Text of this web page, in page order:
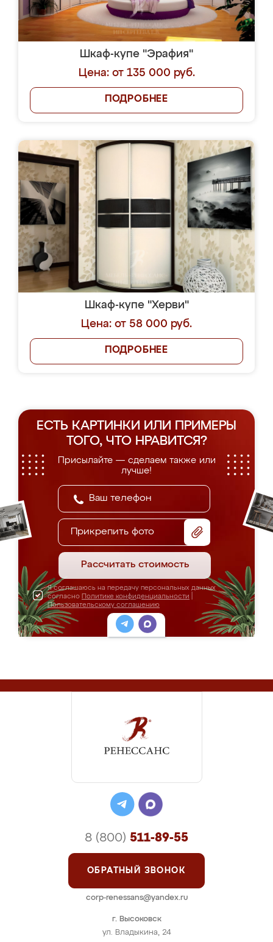
Шкаф-купе "Эрафия"
Цена: от 135 000 руб.
ПОДРОБНЕЕ
Шкаф-купе "Херви"
Цена: от 58 000 руб.
ПОДРОБНЕЕ
ЕСТЬ КАРТИНКИ ИЛИ ПРИМЕРЫ
ТОГО, ЧТО НРАВИТСЯ?
Присылайте — сделаем также или
лучше!
Прикрепить фото
Рассчитать стоимость
Я соглашаюсь на передачу персональных данных
согласно Политике конфиденциальности
Пользовательскому соглашению
г. Высоковск
ул. Владыкина, 24
8 (800) 511-89-55
ОБРАТНЫЙ ЗВОНОК
corp-renessans@yandex.ru